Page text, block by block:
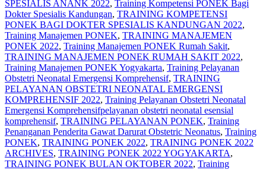
SPESIALIS ANANK 2022, Training Kompetensi PONEK Bagi
Dokter Spesialis Kandungan, TRAINING KOMPETENSI
PONEK BAGI DOKTER SPESIALIS KANDUNGAN 2022,
Training Manajemen PONEK, TRAINING MANAJEMEN
PONEK 2022, Training Manajemen PONEK Rumah Sakit,
TRAINING MANAJEMEN PONEK RUMAH SAKIT 2022,
Training Manajemen PONEK Yogyakarta, Training Pelayanan
Obstetri Neonatal Emergensi Komprehensif, TRAINING
PELAYANAN OBSTETRI NEONATAL EMERGENSI
KOMPREHENSIF 2022, Training Pelayanan Obstetri Neonatal
Emergensi Komprehensifpelayanan obstetri neonatal esensial
komprehensif, TRAINING PELAYANAN PONEK, Training
Penanganan Penderita Gawat Darurat Obstetric Neonatus, Training
PONEK, TRAINING PONEK 2022, TRAINING PONEK 2022
ARCHIVES, TRAINING PONEK 2022 YOGYAKARTA,
TRAINING PONEK BULAN OKTOBER 2022, Training